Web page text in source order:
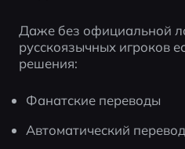
Даже без официальной
русскоязычных игроков
решения:
Фанатские переводы
Автоматический